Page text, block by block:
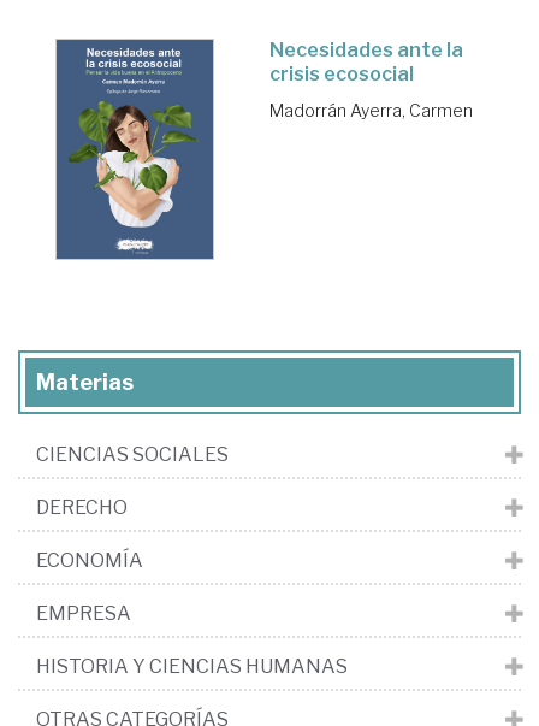
Necesidades ante la
crisis ecosocial
Madorrán Ayerra, Carmen
Materias
CIENCIAS SOCIALES
DERECHO
ECONOMÍA
EMPRESA
HISTORIA Y CIENCIAS HUMANAS
OTRAS CATEGORÍAS